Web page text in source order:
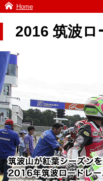
Home
2016 筑波ロ